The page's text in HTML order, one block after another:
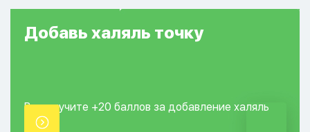
Добавь халяль точку
Вы получите +20 баллов за добавление халяль
точки.